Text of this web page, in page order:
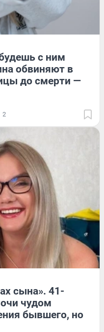
с ним
обвиняют в
до смерти —
2
сына». 41-
чудом
бывшего, но